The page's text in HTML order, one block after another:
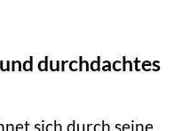
durchdachtes
sich durch seine